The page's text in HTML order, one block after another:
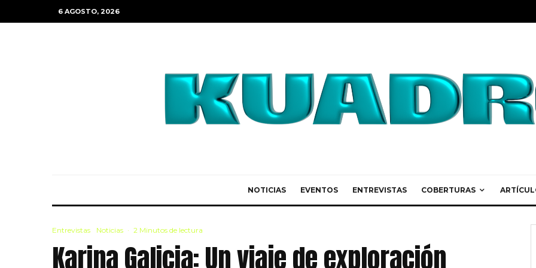
6 AGOSTO, 2026
NOTICIAS EVENTOS ENTREVISTAS COBERTURAS
Entrevistas Noticias · 2 Minutos de lectura
Karina Galicia: Un viaje de exploración